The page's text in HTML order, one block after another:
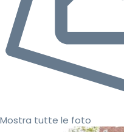
Mostra tutte le foto